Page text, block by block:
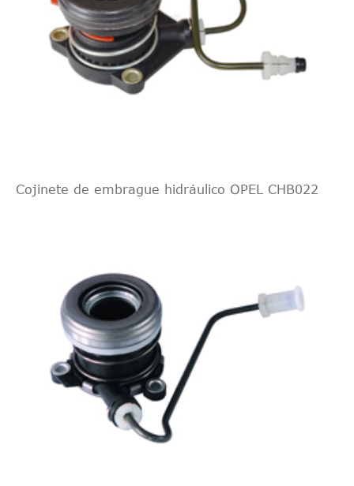
Cojinete de embrague hidráulico OPEL CHB022